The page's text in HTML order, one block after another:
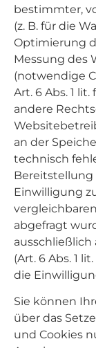
bestimmter,
(z. B. für die
Optimierung
Messung des
(notwendige
Art. 6 Abs. 1
andere
an der
technisch
Bereitstellung
Einwilligung
abgefragt
ausschließlich
(Art. 6 Abs. 1
die
Sie können
über das
und Cookies